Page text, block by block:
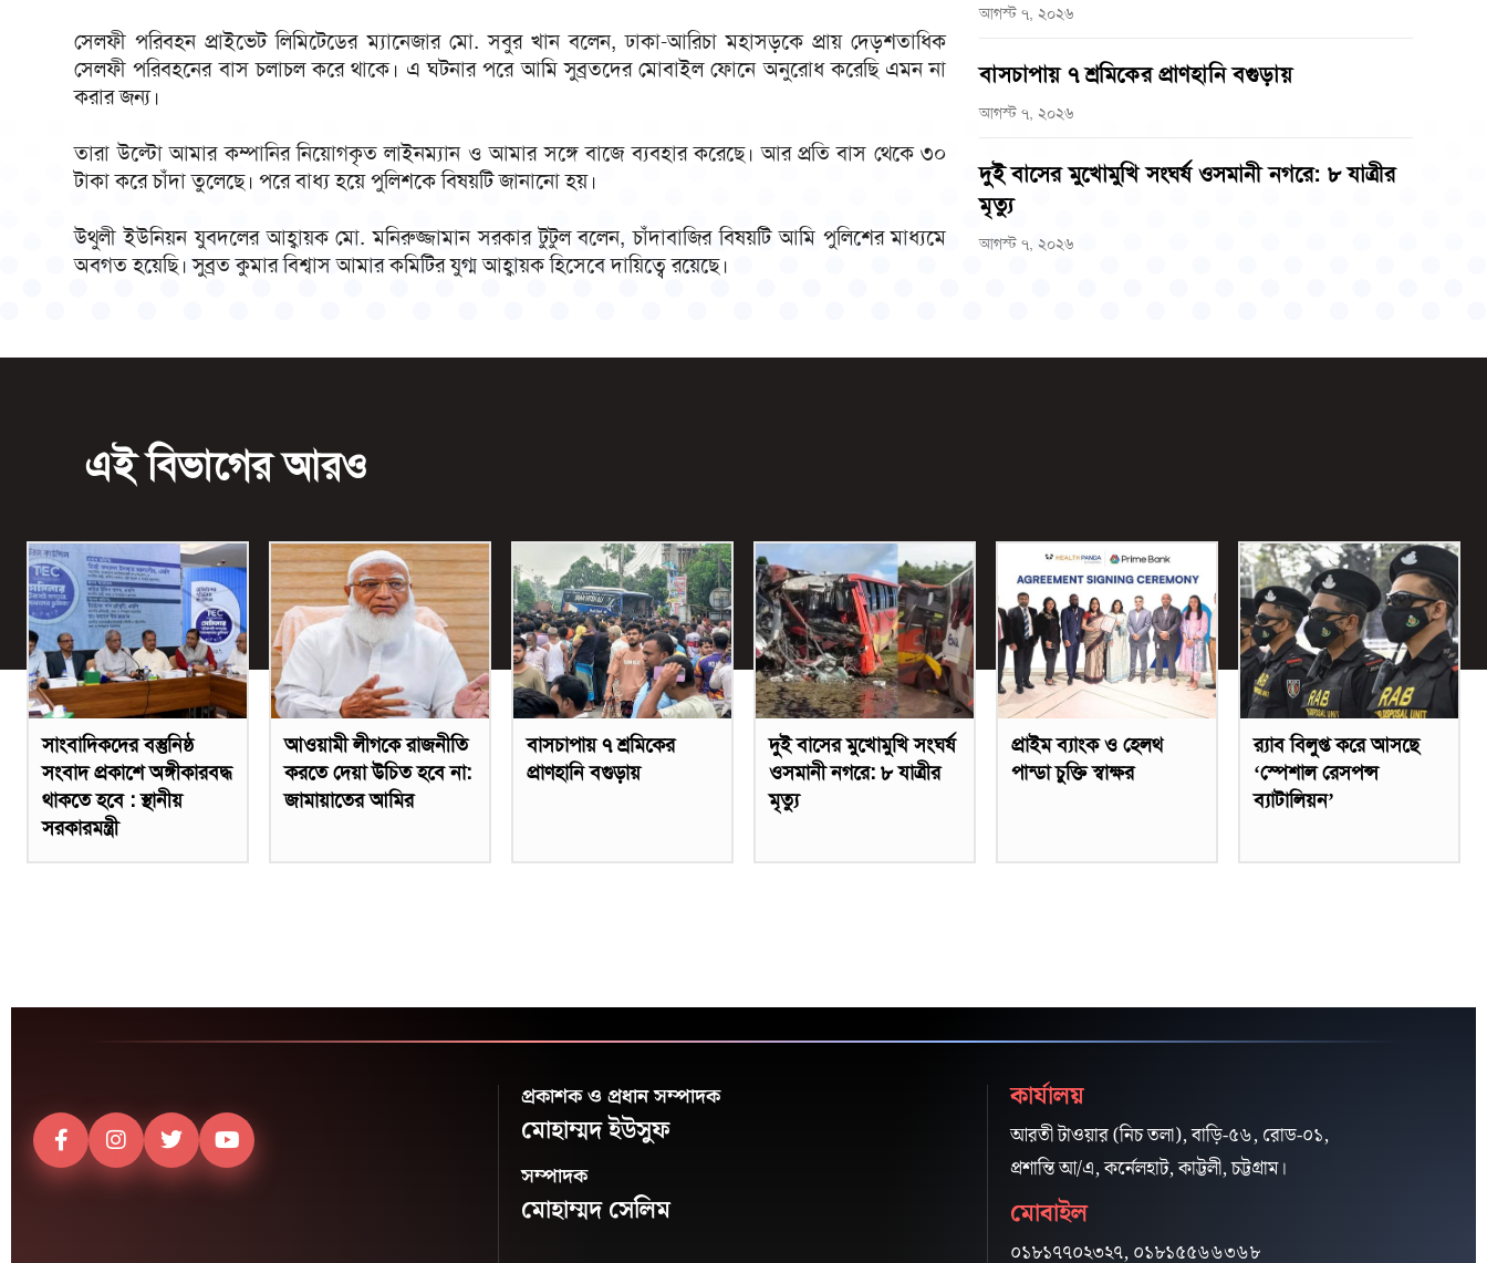
সেলফী পরিবহন প্রাইভেট লিমিটেডের ম্যানেজার মো. সবুর খান বলেন, ঢাকা-আরিচা মহাসড়কে প্রায় দেড়শতাধিক
সেলফী পরিবহনের বাস চলাচল করে থাকে। এ ঘটনার পরে আমি সুব্রতদের মোবাইল ফোনে অনুরোধ করেছি এমন না
করার জন্য।
তারা উল্টো আমার কম্পানির নিয়োগকৃত লাইনম্যান ও আমার সঙ্গে বাজে ব্যবহার করেছে। আর প্রতি বাস থেকে ৩০
টাকা করে চাঁদা তুলেছে। পরে বাধ্য হয়ে পুলিশকে বিষয়টি জানানো হয়।
উথুলী ইউনিয়ন যুবদলের আহ্বায়ক মো. মনিরুজ্জামান সরকার টুটুল বলেন, চাঁদাবাজির বিষয়টি আমি পুলিশের মাধ্যমে
অবগত হয়েছি। সুব্রত কুমার বিশ্বাস আমার কমিটির যুগ্ম আহ্বায়ক হিসেবে দায়িত্বে রয়েছে।
আগস্ট ৭, ২০২৬
বাসচাপায় ৭ শ্রমিকের প্রাণহানি বগুড়ায়
আগস্ট ৭, ২০২৬
দুই বাসের মুখোমুখি সংঘর্ষ ওসমানী নগরে: ৮ যাত্রীর
মৃত্যু
আগস্ট ৭, ২০২৬
এই বিভাগের আরও
সাংবাদিকদের বস্তুনিষ্ঠ
সংবাদ প্রকাশে অঙ্গীকারবদ্ধ
থাকতে হবে : স্থানীয়
সরকারমন্ত্রী
আওয়ামী লীগকে রাজনীতি
করতে দেয়া উচিত হবে না:
জামায়াতের আমির
বাসচাপায় ৭ শ্রমিকের
প্রাণহানি বগুড়ায়
দুই বাসের মুখোমুখি সংঘর্ষ
ওসমানী নগরে: ৮ যাত্রীর
মৃত্যু
প্রাইম ব্যাংক ও হেলথ
পান্ডা চুক্তি স্বাক্ষর
র‌্যাব বিলুপ্ত করে আসছে
‘স্পেশাল রেসপন্স
ব্যাটালিয়ন’
প্রকাশক ও প্রধান সম্পাদক
মোহাম্মদ ইউসুফ
সম্পাদক
মোহাম্মদ সেলিম
কার্যালয়
আরতী টাওয়ার (নিচ তলা), বাড়ি-৫৬, রোড-০১,
প্রশান্তি আ/এ, কর্নেলহাট, কাট্টলী, চট্টগ্রাম।
মোবাইল
০১৮১৭৭০২৩২৭, ০১৮১৫৫৬৬৩৬৮